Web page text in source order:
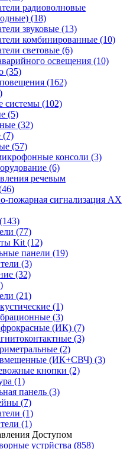
радиоволновые
(18)
звуковые (13)
комбинированные (10)
световые (6)
освещения (10)
(35)
(162)
системы (102)
(5)
(32)
(7)
(57)
консоли (3)
(6)
речевым
пожарная сигнализация AX
(143)
(77)
Kit (12)
панели (19)
(3)
(32)
(21)
(1)
(3)
(ИК) (7)
(3)
(2)
(ИК+СВЧ) (3)
кнопки (2)
(1)
панель (3)
(7)
(1)
(1)
Доступом
устрйства (858)